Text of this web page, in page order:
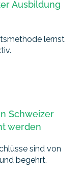
Ausbildung
lernst
Schweizer
werden
sind von
begehrt.